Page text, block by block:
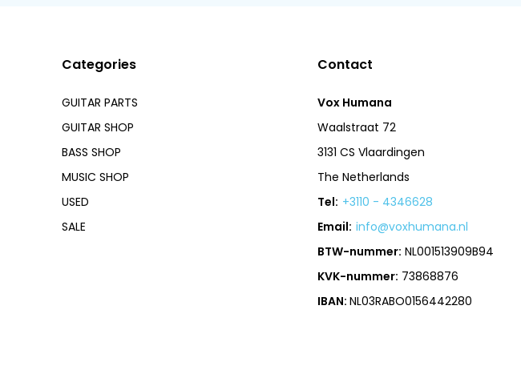
Categories
GUITAR PARTS
GUITAR SHOP
BASS SHOP
MUSIC SHOP
USED
SALE
Contact
Vox Humana
Waalstraat 72
3131 CS Vlaardingen
The Netherlands
Tel: +3110 - 4346628
Email: info@voxhumana.nl
BTW-nummer: NL001513909B94
KVK-nummer: 73868876
IBAN:NL03RABO0156442280